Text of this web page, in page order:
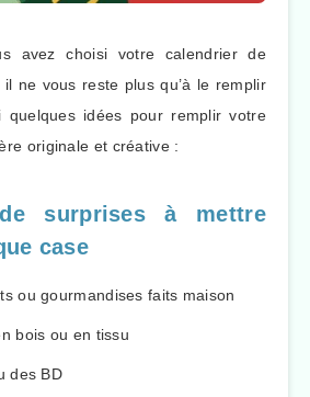
avez choisi votre calendrier de
il ne vous reste plus qu’à le remplir
quelques idées pour remplir votre
originale et créative :
surprises à mettre
case
ou gourmandises faits maison
bois ou en tissu
des BD